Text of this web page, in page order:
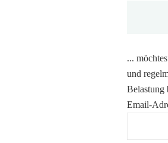
...
und
Belastung
Email-